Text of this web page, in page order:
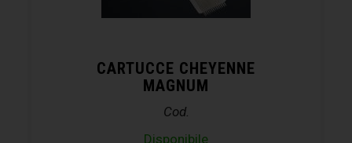
CARTUCCE CHEYENNE
MAGNUM
Cod.
Disponibile